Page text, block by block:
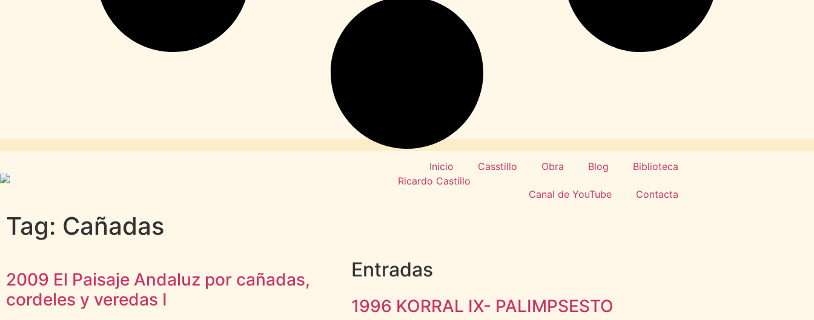
Inicio Casstillo Obra Blog Biblioteca
Canal de YouTube Contacta
Tag: Cañadas
2009 El Paisaje Andaluz por cañadas,
cordeles y veredas I
Entradas
1996 KORRAL IX- PALIMPSESTO